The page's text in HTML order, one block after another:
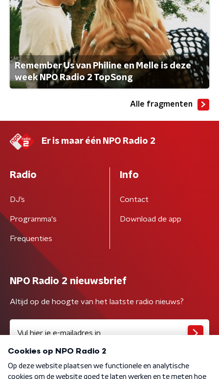
Remember Us van Philine en Melle is deze
week NPO Radio 2 TopSong
Alle fragmenten
Er is maar één NPO Radio 2
Radio
DJ’s
Programma's
Frequenties
Info
Contact
Download de app
NPO Radio 2 nieuwsbrief
Altijd op de hoogte van het laatste radio nieuws?